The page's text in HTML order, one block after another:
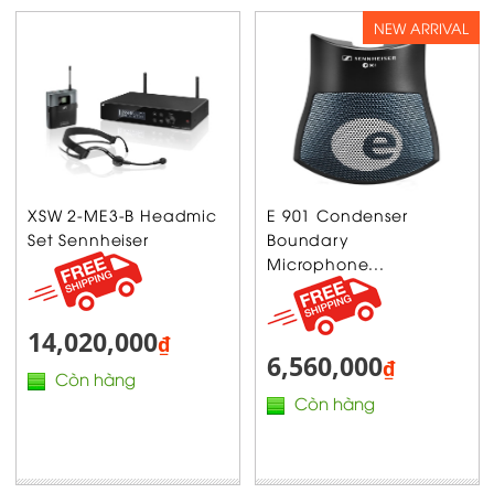
XSW 2-ME3-B Headmic
Set Sennheiser
14,020,000₫
Còn hàng
E 901 Condenser
Boundary
Microphone...
6,560,000₫
Còn hàng
NEW ARRIVAL